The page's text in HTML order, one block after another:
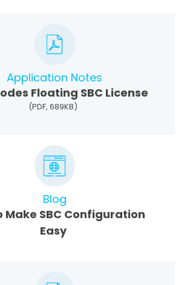
Application Notes
Floating SBC License
(PDF, 689KB)
Blog
Make SBC Configuration
Easy